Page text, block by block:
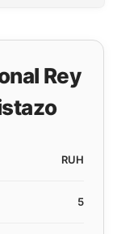
Rey
RUH
5